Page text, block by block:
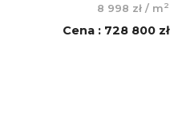
8 998 zł / m2
Cena : 728 800 zł